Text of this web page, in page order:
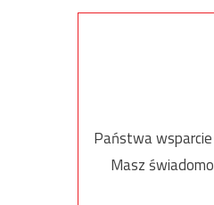
Państwa
Masz